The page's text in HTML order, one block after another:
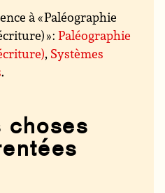
à « Paléographie
» :Paléographie
, Systèmes
.
choses